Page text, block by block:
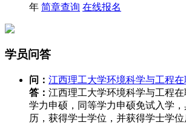
年 简章查询 在线报名
学员问答
问： 江西理工大学环境科学与工程
答： 江西理工大学环境科学与工程
学力申硕，同等学力申硕免试入学
历，获得学士学位，并获得学士学